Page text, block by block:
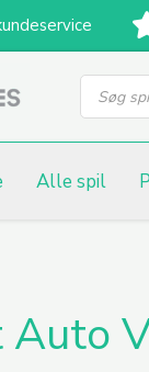
search
Alle spil